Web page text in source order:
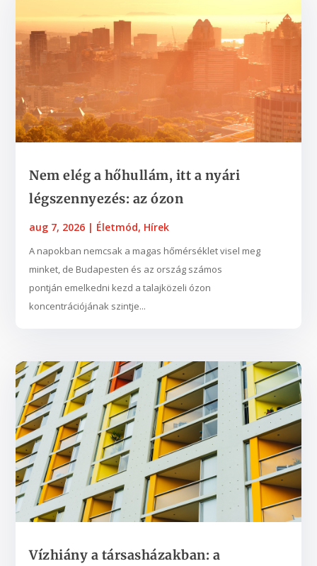
Nem elég a hőhullám, itt a nyári
légszennyezés: az ózon
aug 7, 2026 | Életmód, Hírek
A napokban nemcsak a magas hőmérséklet visel meg
minket, de Budapesten és az ország számos
pontján emelkedni kezd a talajközeli ózon
koncentrációjának szintje...
Vízhiány a társasházakban: a